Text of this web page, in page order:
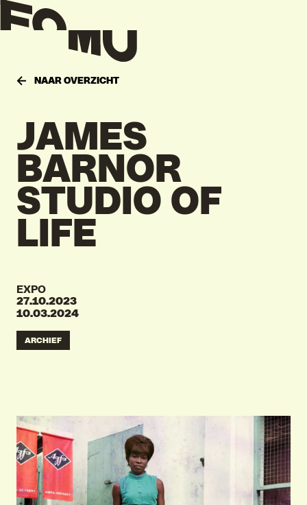
NAAR OVERZICHT
JAMES
BARNOR
STUDIO OF
LIFE
EXPO
27.10.2023
10.03.2024
ARCHIEF